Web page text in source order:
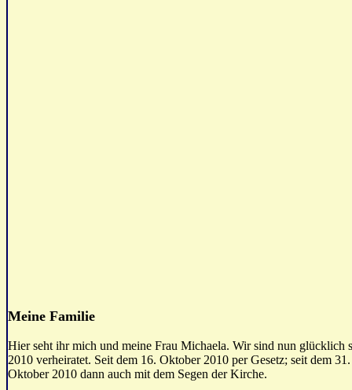
Meine Familie
Hier seht ihr mich und meine Frau Michaela. Wir sind nun glücklich
2010 verheiratet. Seit dem 16. Oktober 2010 per Gesetz; seit dem 31.
Oktober 2010 dann auch mit dem Segen der Kirche.